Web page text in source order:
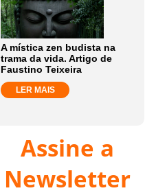
A mística zen budista na
trama da vida. Artigo de
Faustino Teixeira
LER MAIS
Assine a
Newsletter